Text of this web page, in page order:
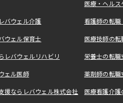
医療・ヘル
バウェル介護 看護師の転
ウェル保育士 医療技師の
レバウェルリハビリ 栄養士の転
ェル医師 薬剤師の転
援ならレバウェル株式会社 医療看護介